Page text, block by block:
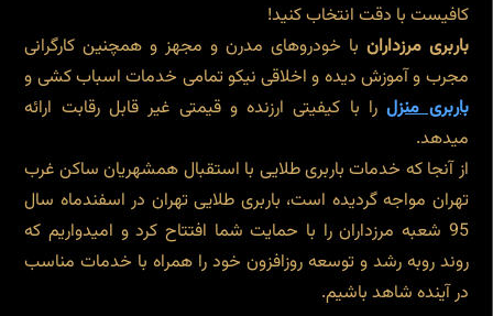
کافیست با دقت انتخاب کنید!
باربری مرزداران با خودروهای مدرن و مجهز و همچنین کارگرانی
مجرب و آموزش دیده و اخلاقی نیکو تمامی خدمات اسباب کشی و
باربری منزلرا با کیفیتی ارزنده و قیمتی غیر قابل رقابت ارائه
میدهد.
از آنجا که خدمات باربری طلایی با استقبال همشهریان ساکن غرب
تهران مواجه گردیده است، باربری طلایی تهران در اسفندماه سال
95 شعبه مرزداران را با حمایت شما افتتاح کرد و امیدواریم که
روند روبه رشد و توسعه روزافزون خود را همراه با خدمات مناسب
در آینده شاهد باشیم.